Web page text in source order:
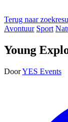
Terug naar
Avontuur Sport
Young
DoorYES Events